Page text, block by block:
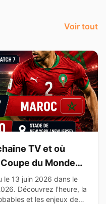
Voir tout
TV et où
du Monde
le 13 juin 2026 dans le
Découvrez l'heure, la
et les enjeux de